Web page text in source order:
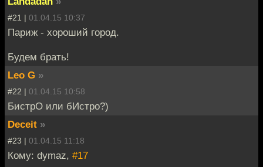
#21 | 01.04.15 10:37
Париж - хороший город.
Будем брать!
Leo G »
#22 | 01.04.15 10:58
БистрО или бИстро?)
Deceit »
#23 | 01.04.15 11:18
Кому: dymaz, #17